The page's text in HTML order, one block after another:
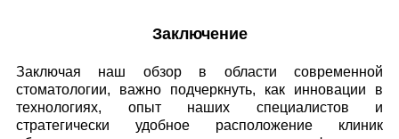
Заключение
Заключая наш обзор в области современной
стоматологии, важно подчеркнуть, как инновации в
технологиях, опыт наших специалистов и
стратегически удобное расположение клиник